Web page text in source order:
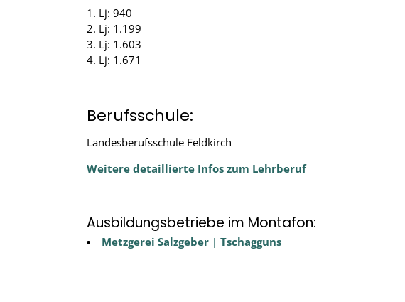
1. Lj: 940
2. Lj: 1.199
3. Lj: 1.603
4. Lj: 1.671
Berufsschule:
Landesberufsschule Feldkirch
Weitere detaillierte Infos zum Lehrberuf
Ausbildungsbetriebe im Montafon:
Metzgerei Salzgeber | Tschagguns